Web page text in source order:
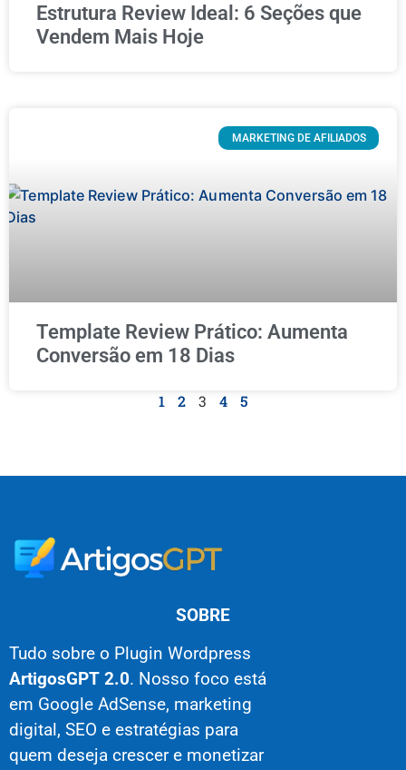
Estrutura Review Ideal: 6 Seções que
Vendem Mais Hoje
MARKETING DE AFILIADOS
Template Review Prático: Aumenta
Conversão em 18 Dias
1 2 3 4 5
SOBRE
Tudo sobre o Plugin Wordpress
ArtigosGPT 2.0. Nosso foco está
em Google AdSense, marketing
digital, SEO e estratégias para
quem deseja crescer e monetizar